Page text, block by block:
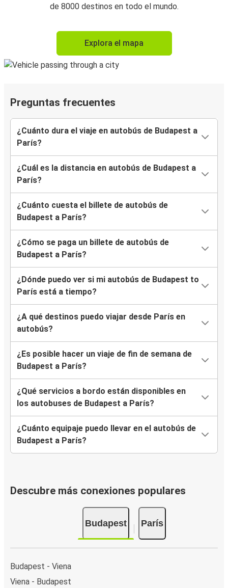
de 8000 destinos en todo el mundo.
Explora el mapa
Preguntas frecuentes
¿Cuánto dura el viaje en autobús de Budapest a
París?
¿Cuál es la distancia en autobús de Budapest a
París?
¿Cuánto cuesta el billete de autobús de
Budapest a París?
¿Cómo se paga un billete de autobús de
Budapest a París?
¿Dónde puedo ver si mi autobús de Budapest to
París está a tiempo?
¿A qué destinos puedo viajar desde París en
autobús?
¿Es posible hacer un viaje de fin de semana de
Budapest a París?
¿Qué servicios a bordo están disponibles en
los autobuses de Budapest a París?
¿Cuánto equipaje puedo llevar en el autobús de
Budapest a París?
Descubre más conexiones populares
Budapest París
Budapest - Viena
Viena - Budapest